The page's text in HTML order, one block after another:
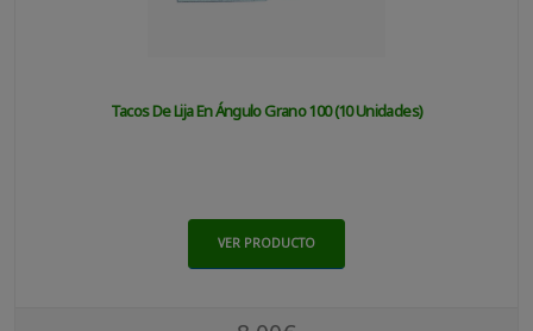
Tacos De Lija En Ángulo Grano 100 (10 Unidades)
VER PRODUCTO